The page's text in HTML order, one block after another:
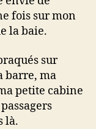
fois sur mon
la baie.
sur
barre, ma
petite cabine
là.